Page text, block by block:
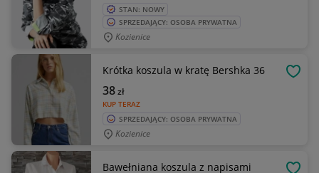
STAN: NOWY
SPRZEDAJĄCY: OSOBA PRYWATNA
Kozienice
Krótka koszula w kratę Bershka 36
KUP TERAZ
38zł
SPRZEDAJĄCY: OSOBA PRYWATNA
Kozienice
Bawełniana koszula z napisami